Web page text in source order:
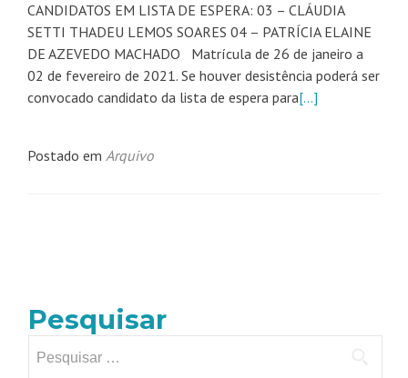
CANDIDATOS EM LISTA DE ESPERA: 03 – CLÁUDIA
SETTI THADEU LEMOS SOARES 04 – PATRÍCIA ELAINE
DE AZEVEDO MACHADO Matrícula de 26 de janeiro a
02 de fevereiro de 2021. Se houver desistência poderá ser
convocado candidato da lista de espera para[…]
Postado em Arquivo
Pesquisar